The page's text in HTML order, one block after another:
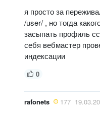
я просто за
/user/ , но тогда
засыпать профиль
себя вебмастер
индексации
0
rafonets 177